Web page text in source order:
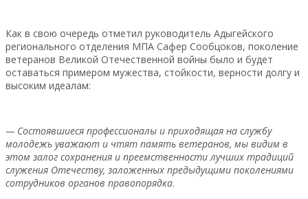
Как в свою очередь отметил руководитель Адыгейского
регионального отделения МПА Сафер Сообцоков, поколение
ветеранов Великой Отечественной войны было и будет
оставаться примером мужества, стойкости, верности долгу и
высоким идеалам:
— Состоявшиеся профессионалы и приходящая на службу
молодежь уважают и чтят память ветеранов, мы видим в
этом залог сохранения и преемственности лучших традиций
служения Отечеству, заложенных предыдущими поколениями
сотрудников органов правопорядка.